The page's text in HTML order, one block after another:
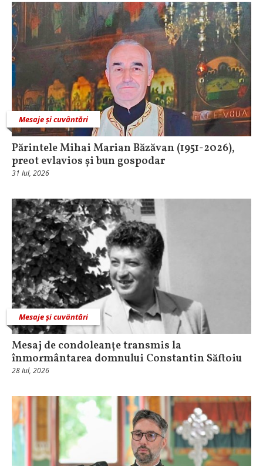
Mesaje și cuvântări
Părintele Mihai Marian Băzăvan (1951-2026),
preot evlavios și bun gospodar
31 Iul, 2026
Mesaje și cuvântări
Mesaj de condoleanţe transmis la
înmormântarea domnului Constantin Săftoiu
28 Iul, 2026